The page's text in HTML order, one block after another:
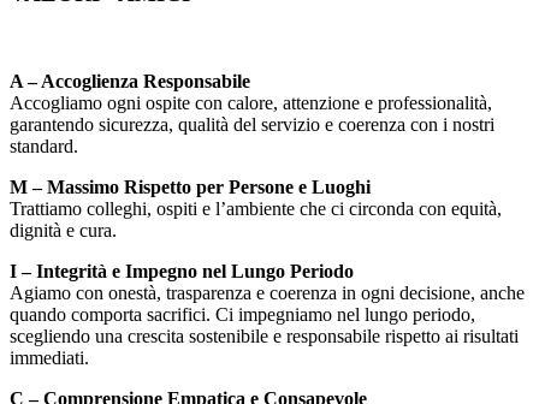
A – Accoglienza Responsabile
Accogliamo ogni ospite con calore, attenzione e professionalità,
garantendo sicurezza, qualità del servizio e coerenza con i nostri
standard.
M – Massimo Rispetto per Persone e Luoghi
Trattiamo colleghi, ospiti e l’ambiente che ci circonda con equità,
dignità e cura.
I – Integrità e Impegno nel Lungo Periodo
Agiamo con onestà, trasparenza e coerenza in ogni decisione, anche
quando comporta sacrifici. Ci impegniamo nel lungo periodo,
scegliendo una crescita sostenibile e responsabile rispetto ai risultati
immediati.
C – Comprensione Empatica e Consapevole